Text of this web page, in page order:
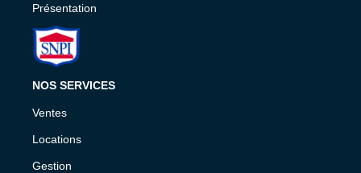
Présentation
NOS SERVICES
Ventes
Locations
Gestion